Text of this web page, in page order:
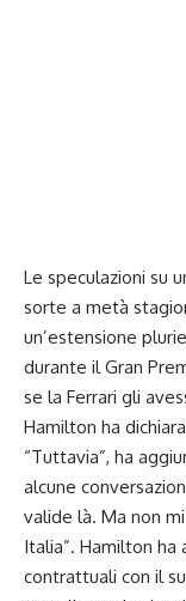
Le speculazioni su
sorte a metà
un’estensione
durante ilGran
se la Ferrari gli
Hamilton ha
“Tuttavia”, ha
alcune
valide là. Ma non
Italia”. Hamilton ha
contrattuali con il